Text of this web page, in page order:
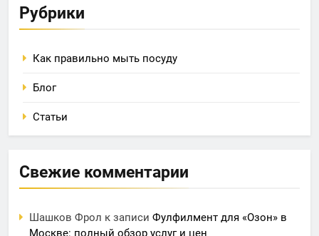
Рубрики
Как правильно мыть посуду
Блог
Статьи
Свежие комментарии
Шашков Фрол к записи Фулфилмент для «Озон» в
Москве: полный обзор услуг и цен